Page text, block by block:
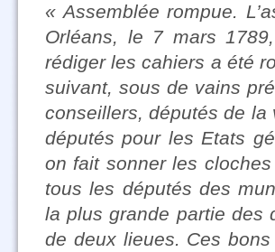
« Assemblée rompue.
Orléans, le 7 mars
rédiger les cahiers a été
suivant, sous de vains
conseillers, députés de
députés pour les Etats
on fait sonner les
tous les députés des
la plus grande partie des
de deux lieues. Ces